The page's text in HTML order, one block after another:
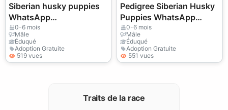
Siberian husky puppies
WhatsApp
+447393160284
0-6 mois
Mâle
Éduqué
Adoption Gratuite
519 vues
Pedigree Siberian Husky
Puppies WhatsApp
+447393160284
0-6 mois
Mâle
Éduqué
Adoption Gratuite
551 vues
Traits de la race